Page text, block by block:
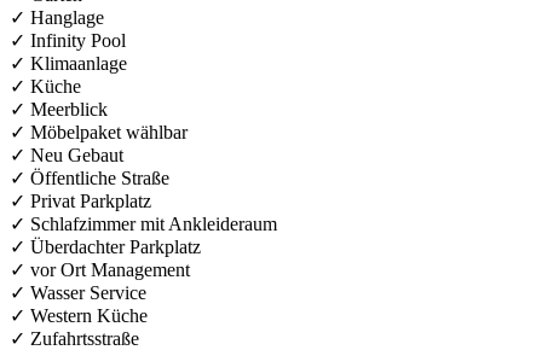
✓ Hanglage
✓ Infinity Pool
✓ Klimaanlage
✓ Küche
✓ Meerblick
✓ Möbelpaket wählbar
✓ Neu Gebaut
✓ Öffentliche Straße
✓ Privat Parkplatz
✓ Schlafzimmer mit Ankleideraum
✓ Überdachter Parkplatz
✓ vor Ort Management
✓ Wasser Service
✓ Western Küche
✓ Zufahrtsstraße